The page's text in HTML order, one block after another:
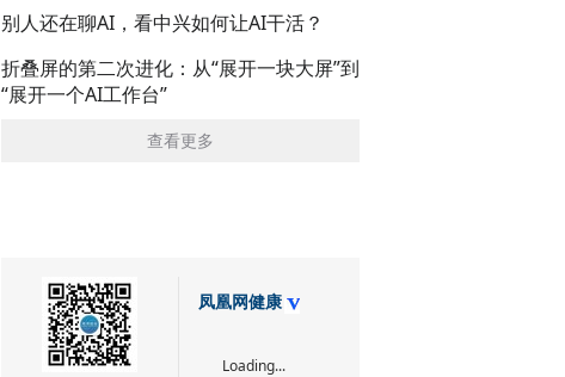
别人还在聊AI，看中兴如何让AI干活？
折叠屏的第二次进化：从“展开一块大屏”到
“展开一个AI工作台”
查看更多
凤凰网健康
Loading...